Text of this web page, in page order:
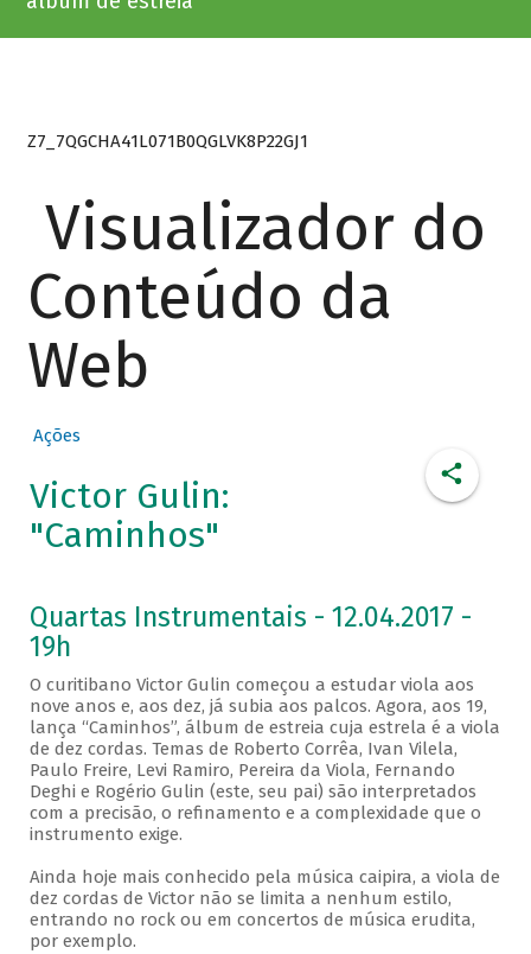
Z7_7QGCHA41L071B0QGLVK8P22GJ1
Visualizador do
Conteúdo da
Web
Ações
Victor Gulin:
"Caminhos"
Quartas Instrumentais - 12.04.2017 -
19h
O curitibano Victor Gulin começou a estudar viola aos
nove anos e, aos dez, já subia aos palcos. Agora, aos 19,
lança “Caminhos”, álbum de estreia cuja estrela é a viola
de dez cordas. Temas de Roberto Corrêa, Ivan Vilela,
Paulo Freire, Levi Ramiro, Pereira da Viola, Fernando
Deghi e Rogério Gulin (este, seu pai) são interpretados
com a precisão, o refinamento e a complexidade que o
instrumento exige.
Ainda hoje mais conhecido pela música caipira, a viola de
dez cordas de Victor não se limita a nenhum estilo,
entrando no rock ou em concertos de música erudita,
por exemplo.